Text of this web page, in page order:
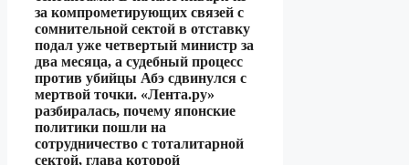
за компрометирующих связей с
сомнительной сектой в отставку
подал уже четвертый министр за
два месяца, а судебный процесс
против убийцы Абэ сдвинулся с
мертвой точки. «Лента.ру»
разбиралась, почему японские
политики пошли на
сотрудничество с тоталитарной
сектой, глава которой